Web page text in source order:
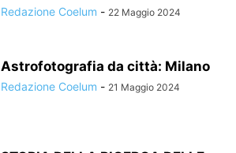
Redazione Coelum - 22 Maggio 2024
Astrofotografia da città: Milano
Redazione Coelum - 21 Maggio 2024